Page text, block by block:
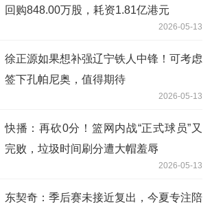
回购848.00万股，耗资1.81亿港元
2026-05-13
徐正源如果想补强辽宁铁人中锋！可考虑
签下孔帕尼奥，值得期待
2026-05-13
快播：再砍0分！篮网内战“正式球员”又
完败，垃圾时间刷分遭大帽羞辱
2026-05-13
东契奇：季后赛未接近复出，今夏专注陪